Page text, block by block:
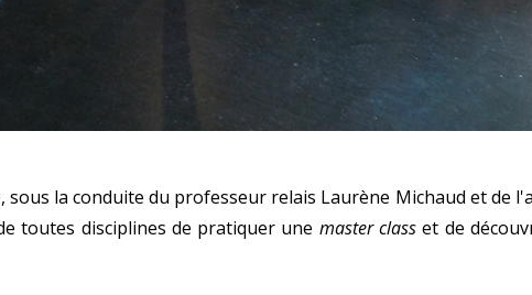
sous la conduite du professeur relais Laurène Michaud et de
toutes disciplines de pratiquer une master class et de